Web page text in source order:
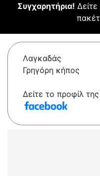
Συγχαρητήρια!
Λαγκαδάς
Γρηγόρη κήπος
Δείτε το προφίλ